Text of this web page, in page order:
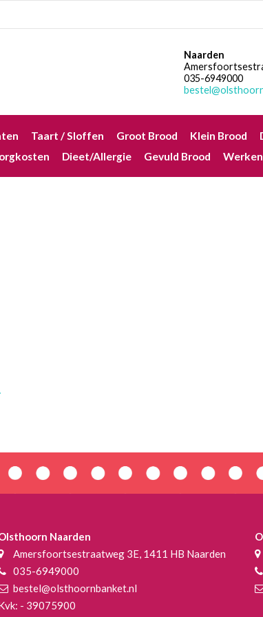
Naarden
035-6949000
Taart / Sloffen Groot Brood Klein Brood
Dieet/allergie Gevuld Brood
Naarden
Amersfoortsestraatweg 3E, 1411 HB Naarden
035-6949000
bestel@olsthoornbanket.nl
- 39075900